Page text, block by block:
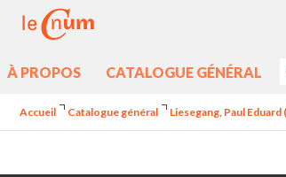
À PROPOS CATALOGUE GÉNÉRAL
Accueil Catalogue général Liesegang, Paul